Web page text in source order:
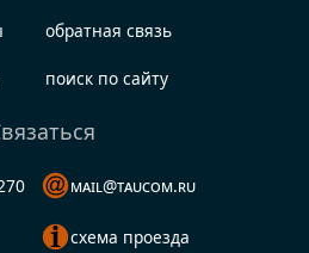
обратная связь
поиск по сайту
mail@taucom.ru
схема проезда